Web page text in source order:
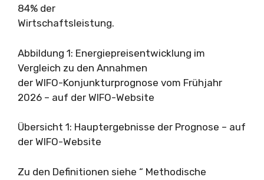
84% der
Wirtschaftsleistung.
Abbildung 1: Energiepreisentwicklung im
Vergleich zu den Annahmen
der WIFO-Konjunkturprognose vom Frühjahr
2026 – auf der WIFO-Website
Übersicht 1: Hauptergebnisse der Prognose – auf
der WIFO-Website
Zu den Definitionen siehe “ Methodische